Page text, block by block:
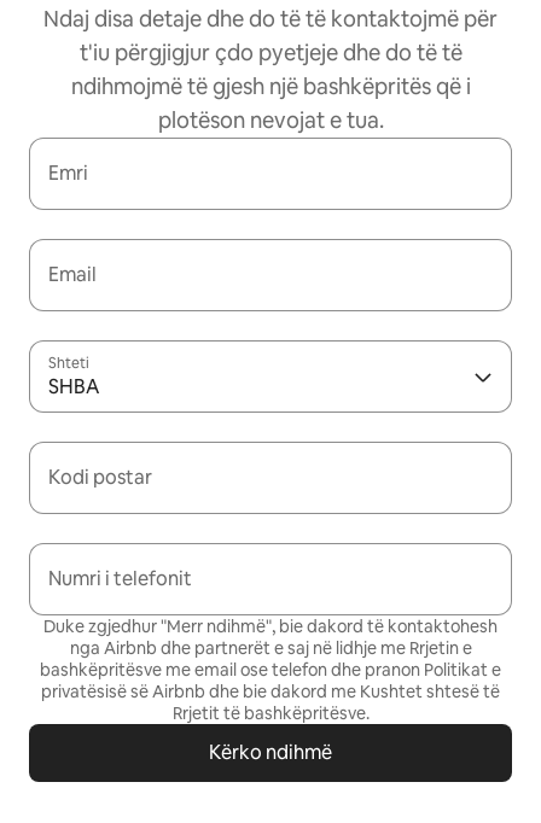
Ndaj disa detaje dhe do të të kontaktojmë për
t'iu përgjigjur çdo pyetjeje dhe do të të
ndihmojmë të gjesh një bashkëpritës që i
plotëson nevojat e tua.
Emri
Email
Shteti
SHBA
Kodi postar
Numri i telefonit
Duke zgjedhur "Merr ndihmë", bie dakord të kontaktohesh
nga Airbnb dhe partnerët e saj në lidhje me Rrjetin e
bashkëpritësve me email ose telefon dhe pranon Politikat e
privatësisë së Airbnb dhe bie dakord me Kushtet shtesë të
Rrjetit të bashkëpritësve.
Kërko ndihmë